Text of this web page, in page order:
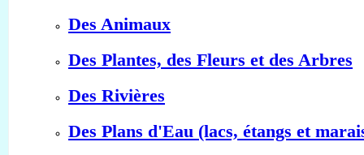
Des Animaux
Des Plantes, des Fleurs et des Arbres
Des Rivières
Des Plans d'Eau (lacs, étangs et